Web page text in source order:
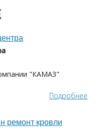
"КАМАЗ"
Подробнее